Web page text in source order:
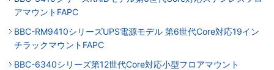
アマウントFAPC
BBC-RM9410シリーズUPS電源モデル 第6世代Core対応19イン
チラックマウントFAPC
BBC-6340シリーズ第12世代Core対応小型フロアマウント